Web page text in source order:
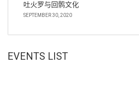
吐火罗与回鹘文化
SEPTEMBER 30, 2020
EVENTS LIST